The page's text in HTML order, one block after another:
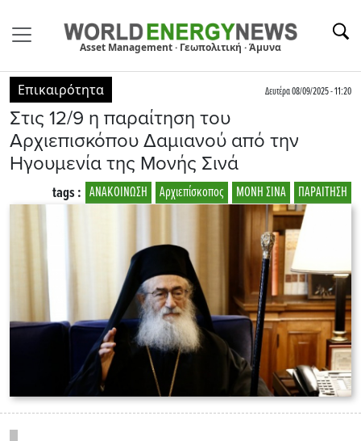
Asset Management · Γεωπολιτική · Άμυνα
Επικαιρότητα Δευτέρα 08/09/2025 - 11:20
Στις 12/9 η παραίτηση του
Αρχιεπισκόπου Δαμιανού από την
Ηγουμενία της Μονής Σινά
ΠΑΡΑΙΤΗΣΗ
ΜΟΝΗ ΣΙΝΑ
Αρχιεπίσκοπος
ΑΝΑΚΟΙΝΩΣΗ
tags :